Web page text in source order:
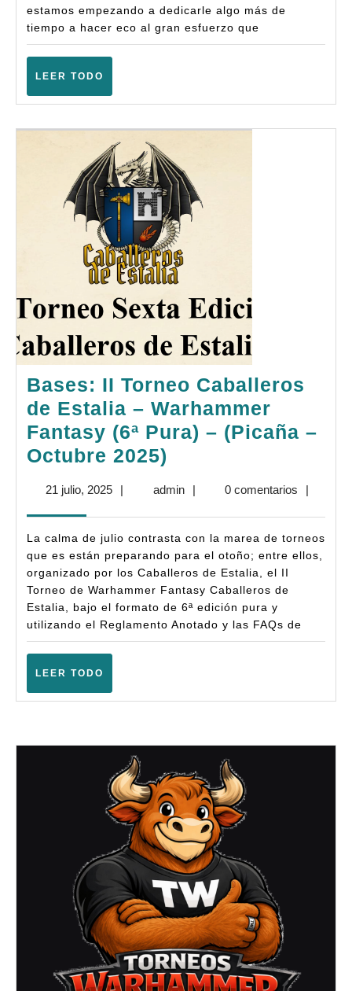
estamos empezando a dedicarle algo más de
tiempo a hacer eco al gran esfuerzo que
LEER TODO
Bases: II Torneo Caballeros
de Estalia – Warhammer
Fantasy (6ª Pura) – (Picaña –
Octubre 2025)
Torneo
de
Estalia
–
Warhammer
Fantasy
Octubre
2025)
21 julio, 202521| adminadmin
| 0 comentarios |
La calma de julio contrasta con la marea de torneos
que es están preparando para el otoño; entre ellos,
organizado por los Caballeros de Estalia, el II
Torneo de Warhammer Fantasy Caballeros de
Estalia, bajo el formato de 6ª edición pura y
utilizando el Reglamento Anotado y las FAQs de
LEER TODO